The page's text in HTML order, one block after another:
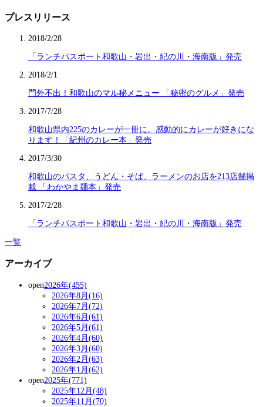
プレスリリース
2018/2/28
「ランチパスポート和歌山・岩出・紀の川・海南版」発売
2018/2/1
門外不出！和歌山のマル秘メニュー 「秘密のグルメ」発売
2017/7/28
和歌山県内225のカレーが一冊に。感動的にカレーが好きにな
ります！「紀州のカレー本」発売
2017/3/30
和歌山のパスタ、うどん・そば、ラーメンのお店を213店舗掲
載 「わかやま麺本」発売
2017/2/28
「ランチパスポート和歌山・岩出・紀の川・海南版」発売
一覧
アーカイブ
open2026年(455)
2026年8月(16)
2026年7月(72)
2026年6月(61)
2026年5月(61)
2026年4月(60)
2026年3月(60)
2026年2月(63)
2026年1月(62)
open2025年(771)
2025年12月(48)
2025年11月(70)